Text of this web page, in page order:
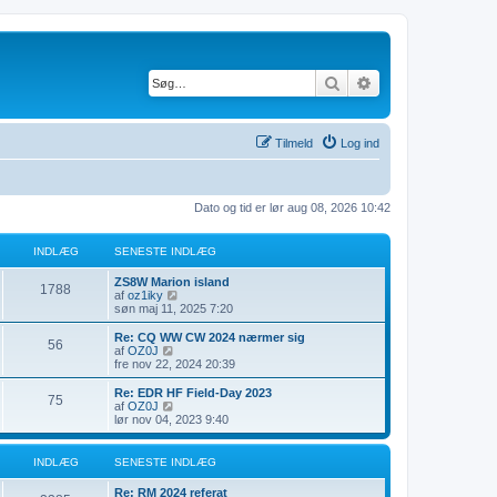
Søg
Log ind
Tilmeld
Dato og tid er lør aug 08, 2026 10:42
INDLÆG SENESTE INDLÆG
1788
l
g
S
e
n
e
s
t
e
n
d
l
æ
g
ZS8W Marion island
af oz1iky
i
s
d
t
e
e
s
t
i
n
d
søn maj 11, 2025 7:20
56
l
æ
S
e
n
e
s
t
e
n
d
l
æ
Re: CQ WW CW 2024 nærmer sig
af OZ0J
i
s
d
t
e
n
e
s
fre nov 22, 2024 20:39
75
d
S
e
n
e
s
t
Re: EDR HF Field-Day 2023
af OZ0J
i
s
d
e
lør nov 04, 2023 9:40
INDLÆG SENESTE INDLÆG
S
Re: RM 2024 referat